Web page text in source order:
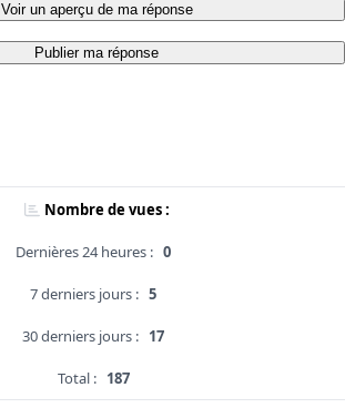
Voir un aperçu de ma réponse
Publier ma réponse
Nombre de vues :
Dernières 24 heures : 0
7 derniers jours : 5
30 derniers jours : 17
Total : 187